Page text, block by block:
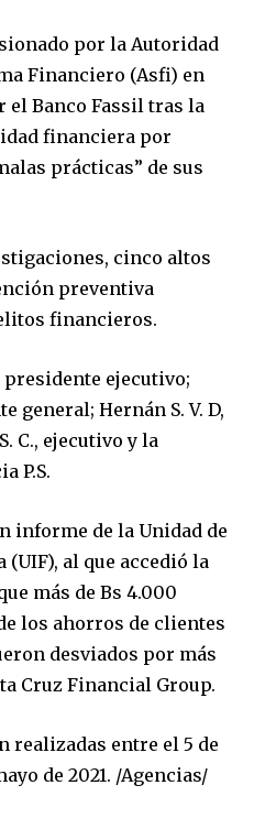
of
be part of the
email address on our website
Don't worry, we respect
inbox. Your information is
por la Autoridad
Financiero (Asfi) en
Banco Fassil tras la
financiera por
prácticas” de sus
cinco altos
preventiva
financieros.
presidente ejecutivo;
general; Hernán S. V. D,
C., ejecutivo y la
P.S.
informe de la Unidad de
al que accedió la
más de Bs 4.000
los ahorros de clientes
desviados por más
Cruz Financial Group.
realizadas entre el 5 de
de 2021. /Agencias/